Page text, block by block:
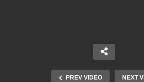
PREV VIDEO NEXT